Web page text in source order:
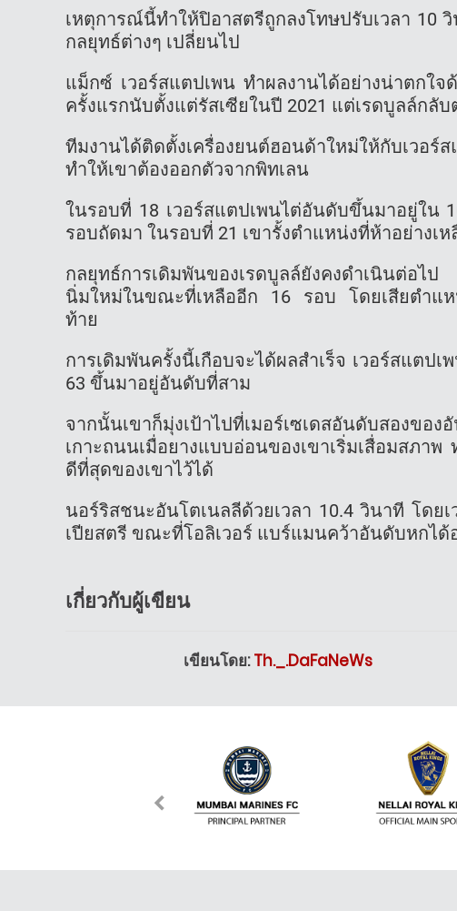
เหตุการณ์นี้ทำให้ปิอาสตรีถูกลงโทษปรับเวลา 10
กลยุทธ์ต่างๆ เปลี่ยนไป
แม็กซ์ เวอร์สแตปเพน ทำผลงานได้อย่างน่าตกใ
ครั้งแรกนับตั้งแต่รัสเซียในปี 2021 แต่เรดบูลล์กลั
ทีมงานได้ติดตั้งเครื่องยนต์ฮอนด้าใหม่ให้กับเว
ทำให้เขาต้องออกตัวจากพิทเลน
ในรอบที่ 18 เวอร์สแตปเพนไต่อันดับขึ้นมาอยู่ใน
รอบถัดมา ในรอบที่ 21 เขารั้งตำแหน่งที่ห้าอย่างเห
กลยุทธ์การเดิมพันของเรดบูลล์ยังคงดำเนินต่อไ
นิ่มใหม่ในขณะที่เหลืออีก 16 รอบ โดยเสียตำแห
ท้าย
การเดิมพันครั้งนี้เกือบจะได้ผลสำเร็จ เวอร์สแตป
63 ขึ้นมาอยู่อันดับที่สาม
จากนั้นเขาก็มุ่งเป้าไปที่เมอร์เซเดสอันดับสองขอ
เกาะถนนเมื่อยางแบบอ่อนของเขาเริ่มเสื่อมสภา
ดีที่สุดของเขาไว้ได้
นอร์ริสชนะอันโตเนลลีด้วยเวลา 10.4 วินาที โดย
เปียสตรี ขณะที่โอลิเวอร์ แบร์แมนคว้าอันดับหกได้
เกี่ยวกับผู้เขียน
เขียนโดย:Th._.DaFaNeWs